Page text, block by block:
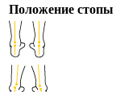
Положение стопы